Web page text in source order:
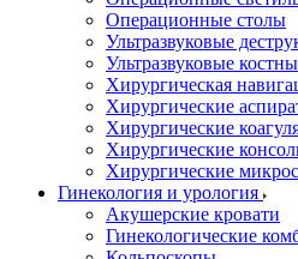
Операционные столы
Ультразвуковые
Ультразвуковые
Хирургическая
Хирургические
Хирургические
Хирургические
Хирургические
Гинекология и урология
Акушерские кровати
Гинекологические